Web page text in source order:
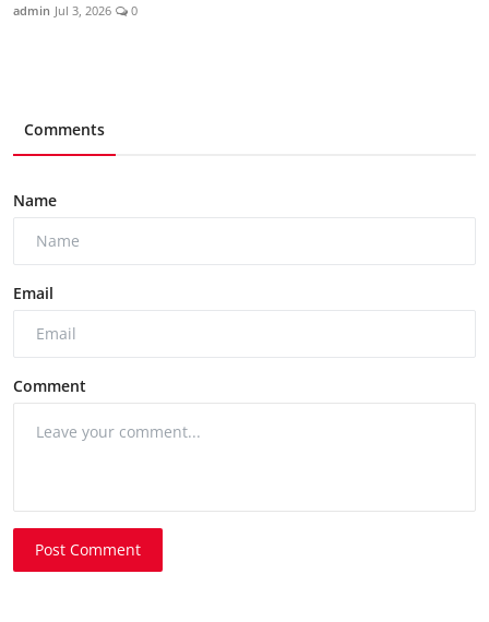
admin Jul 3, 2026 0
Comments
Name
Email
Comment
Post Comment